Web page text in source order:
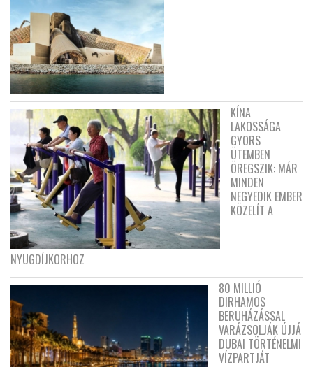
KÍNA
LAKOSSÁGA
GYORS
ÜTEMBEN
ÖREGSZIK: MÁR
MINDEN
NEGYEDIK EMBER
KÖZELÍT A
NYUGDÍJKORHOZ
80 MILLIÓ
DIRHAMOS
BERUHÁZÁSSAL
VARÁZSOLJÁK ÚJJÁ
DUBAI TÖRTÉNELMI
VÍZPARTJÁT